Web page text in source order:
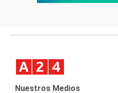
Nuestros Medios